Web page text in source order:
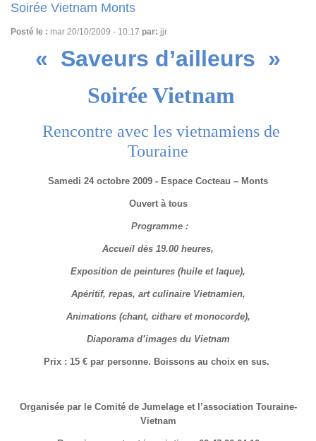
Soirée Vietnam Monts
Posté le : mar 20/10/2009 - 10:17 par: jjr
« Saveurs d’ailleurs »
Soirée Vietnam
Rencontre avec les vietnamiens de
Touraine
Samedi 24 octobre 2009 - Espace Cocteau – Monts
Ouvert à tous
Programme :
Accueil dès 19.00 heures,
Exposition de peintures (huile et laque),
Apéritif, repas, art culinaire Vietnamien,
Animations (chant, cithare et monocorde),
Diaporama d’images du Vietnam
Prix : 15 € par personne. Boissons au choix en sus.
Organisée par le Comité de Jumelage et l’association Touraine-
Vietnam